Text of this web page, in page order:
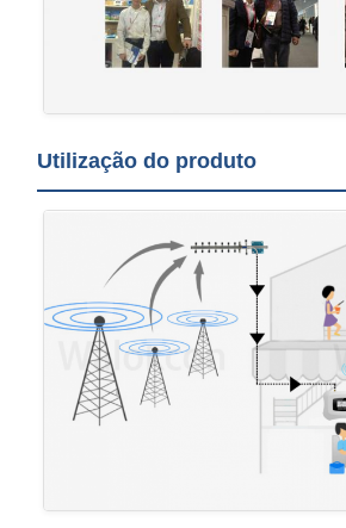
Utilização do produto